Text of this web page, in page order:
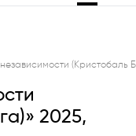
(Кристобаль
2025,